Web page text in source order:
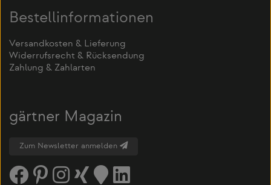
Bestellinformationen
Versandkosten & Lieferung
Widerrufsrecht & Rücksendung
Zahlung & Zahlarten
gärtner Magazin
Zum Newsletter anmelden